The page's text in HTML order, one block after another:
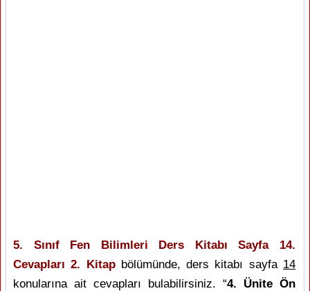
5. Sınıf Fen Bilimleri Ders Kitabı Sayfa 14.
Cevapları 2. Kitapbölümünde, ders kitabı sayfa 14
konularına ait cevapları bulabilirsiniz. “4. Ünite Ön